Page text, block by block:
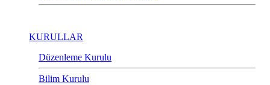
KURULLAR
Düzenleme Kurulu
Bilim Kurulu